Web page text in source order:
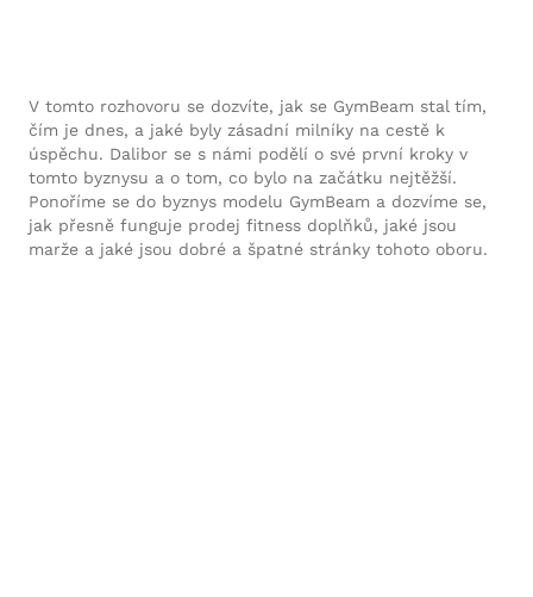
V tomto rozhovoru se dozvíte, jak se GymBeam stal tím,
čím je dnes, a jaké byly zásadní milníky na cestě k
úspěchu. Dalibor se s námi podělí o své první kroky v
tomto byznysu a o tom, co bylo na začátku nejtěžší.
Ponoříme se do byznys modelu GymBeam a dozvíme se,
jak přesně funguje prodej fitness doplňků, jaké jsou
marže a jaké jsou dobré a špatné stránky tohoto oboru.